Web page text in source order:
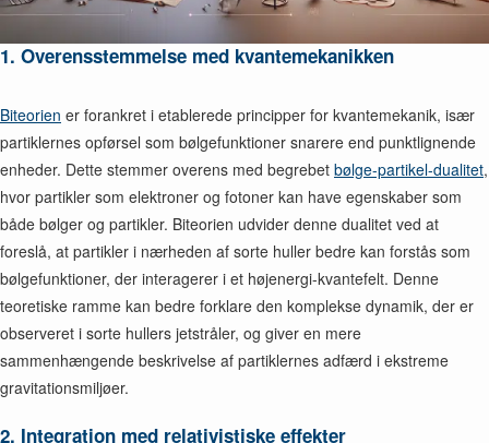
1. Overensstemmelse med kvantemekanikken
Biteorien er forankret i etablerede principper for kvantemekanik, især
partiklernes opførsel som bølgefunktioner snarere end punktlignende
enheder. Dette stemmer overens med begrebet bølge-partikel-dualitet,
hvor partikler som elektroner og fotoner kan have egenskaber som
både bølger og partikler. Biteorien udvider denne dualitet ved at
foreslå, at partikler i nærheden af sorte huller bedre kan forstås som
bølgefunktioner, der interagerer i et højenergi-kvantefelt. Denne
teoretiske ramme kan bedre forklare den komplekse dynamik, der er
observeret i sorte hullers jetstråler, og giver en mere
sammenhængende beskrivelse af partiklernes adfærd i ekstreme
gravitationsmiljøer.
2. Integration med relativistiske effekter